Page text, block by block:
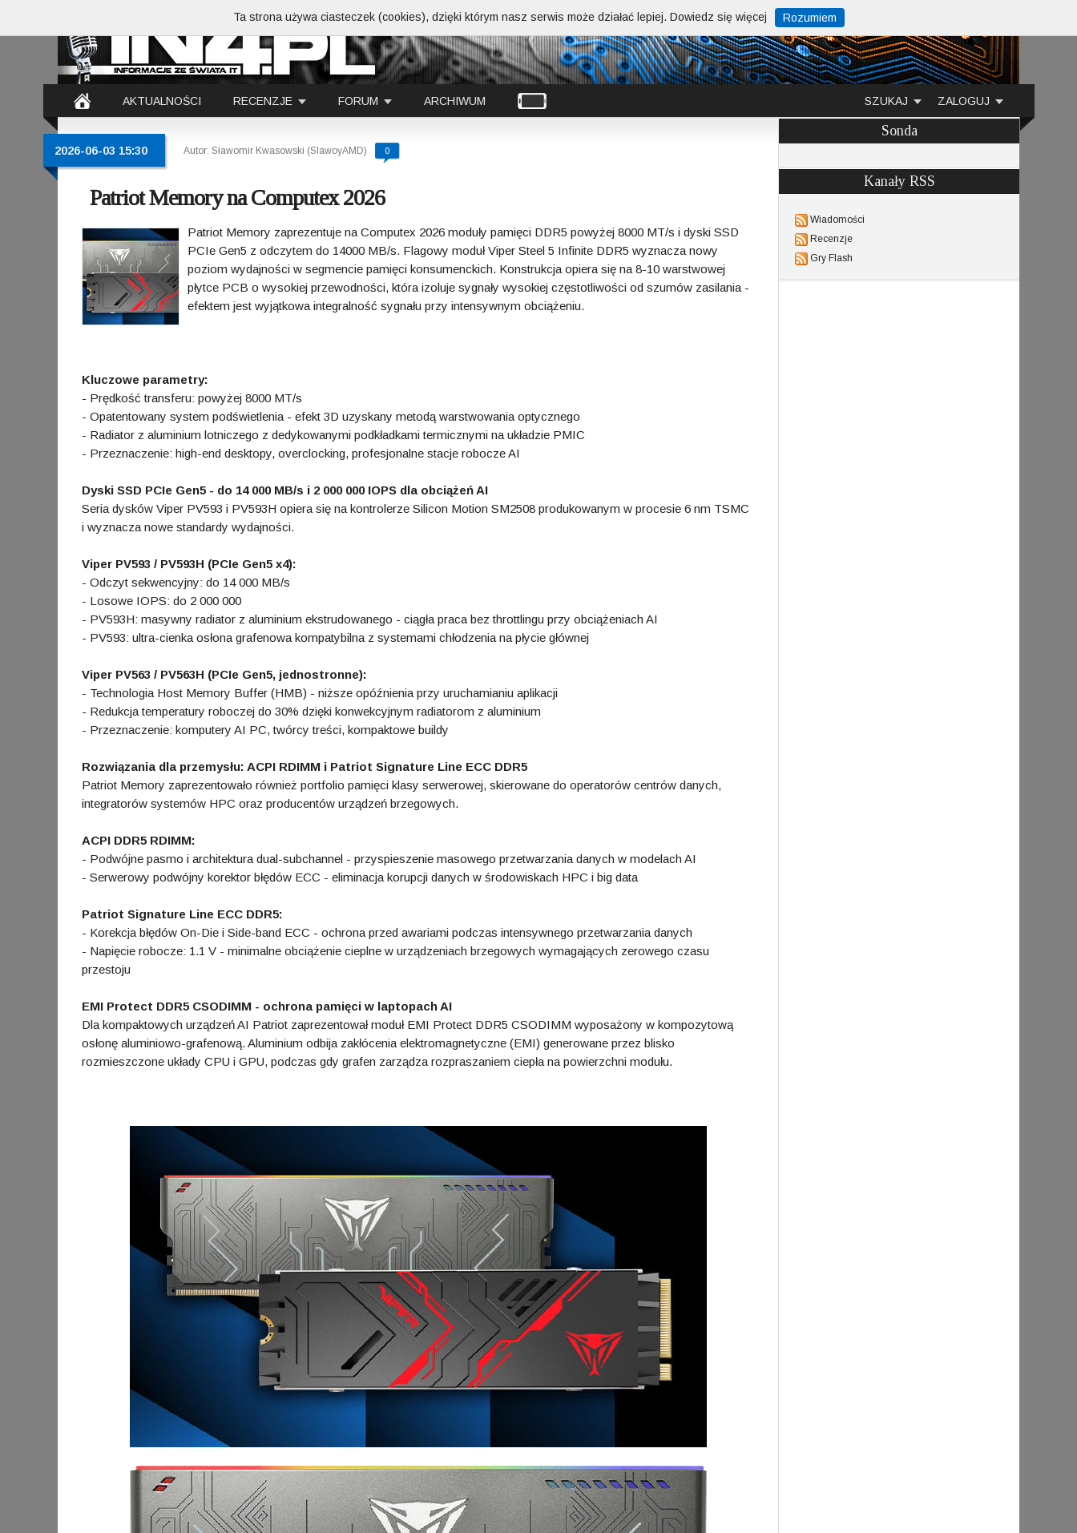
AKTUALNOŚCI RECENZJE FORUM ARCHIWUM ZALOGUJ
SZUKAJ
2026-06-03 15:30 Autor: Sławomir Kwasowski (SlawoyAMD) 0
Patriot Memory na Computex 2026
Patriot Memory zaprezentuje na Computex 2026 moduły pamięci DDR5 powyżej 8000 MT/s i dyski SSD
PCIe Gen5 z odczytem do 14000 MB/s. Flagowy moduł Viper Steel 5 Infinite DDR5 wyznacza nowy
poziom wydajności w segmencie pamięci konsumenckich. Konstrukcja opiera się na 8-10 warstwowej
płytce PCB o wysokiej przewodności, która izoluje sygnały wysokiej częstotliwości od szumów zasilania -
efektem jest wyjątkowa integralność sygnału przy intensywnym obciążeniu.
Kluczowe parametry:
- Prędkość transferu: powyżej 8000 MT/s
- Opatentowany system podświetlenia - efekt 3D uzyskany metodą warstwowania optycznego
- Radiator z aluminium lotniczego z dedykowanymi podkładkami termicznymi na układzie PMIC
- Przeznaczenie: high-end desktopy, overclocking, profesjonalne stacje robocze AI
Dyski SSD PCIe Gen5 - do 14 000 MB/s i 2 000 000 IOPS dla obciążeń AI
Seria dysków Viper PV593 i PV593H opiera się na kontrolerze Silicon Motion SM2508 produkowanym w procesie 6 nm TSMC
i wyznacza nowe standardy wydajności.
Viper PV593 / PV593H (PCIe Gen5 x4):
- Odczyt sekwencyjny: do 14 000 MB/s
- Losowe IOPS: do 2 000 000
- PV593H: masywny radiator z aluminium ekstrudowanego - ciągła praca bez throttlingu przy obciążeniach AI
- PV593: ultra-cienka osłona grafenowa kompatybilna z systemami chłodzenia na płycie głównej
Viper PV563 / PV563H (PCIe Gen5, jednostronne):
- Technologia Host Memory Buffer (HMB) - niższe opóźnienia przy uruchamianiu aplikacji
- Redukcja temperatury roboczej do 30% dzięki konwekcyjnym radiatorom z aluminium
- Przeznaczenie: komputery AI PC, twórcy treści, kompaktowe buildy
Rozwiązania dla przemysłu: ACPI RDIMM i Patriot Signature Line ECC DDR5
Patriot Memory zaprezentowało również portfolio pamięci klasy serwerowej, skierowane do operatorów centrów danych,
integratorów systemów HPC oraz producentów urządzeń brzegowych.
ACPI DDR5 RDIMM:
- Podwójne pasmo i architektura dual-subchannel - przyspieszenie masowego przetwarzania danych w modelach AI
- Serwerowy podwójny korektor błędów ECC - eliminacja korupcji danych w środowiskach HPC i big data
Patriot Signature Line ECC DDR5:
- Korekcja błędów On-Die i Side-band ECC - ochrona przed awariami podczas intensywnego przetwarzania danych
- Napięcie robocze: 1.1 V - minimalne obciążenie cieplne w urządzeniach brzegowych wymagających zerowego czasu
przestoju
EMI Protect DDR5 CSODIMM - ochrona pamięci w laptopach AI
Dla kompaktowych urządzeń AI Patriot zaprezentował moduł EMI Protect DDR5 CSODIMM wyposażony w kompozytową
osłonę aluminiowo-grafenową. Aluminium odbija zakłócenia elektromagnetyczne (EMI) generowane przez blisko
rozmieszczone układy CPU i GPU, podczas gdy grafen zarządza rozpraszaniem ciepła na powierzchni modułu.
Sonda
Kanały RSS
Wiadomości
Recenzje
Gry Flash
Ta strona używa ciasteczek (cookies), dzięki którym nasz serwis może działać lepiej. Dowiedz się więcej Rozumiem